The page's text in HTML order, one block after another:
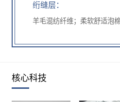
绗缝层：
羊毛混纺纤维；柔软舒适泡
核心科技